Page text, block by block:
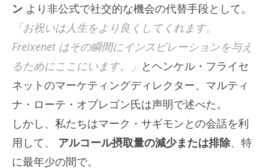
ン より非公式で社交的な機会の代替手段として。
「お祝いは人生をより良くしてくれます。
Freixenet はその瞬間にインスピレーションを与え
るためにここにいます。」 とヘンケル・フライセ
ネットのマーケティングディレクター、マルティ
ナ・ローテ・オブレゴン氏は声明で述べた。
しかし、私たちはマーク・サギモンとの会話を利
用して、 アルコール摂取量の減少または排除、特
に最年少の間で。